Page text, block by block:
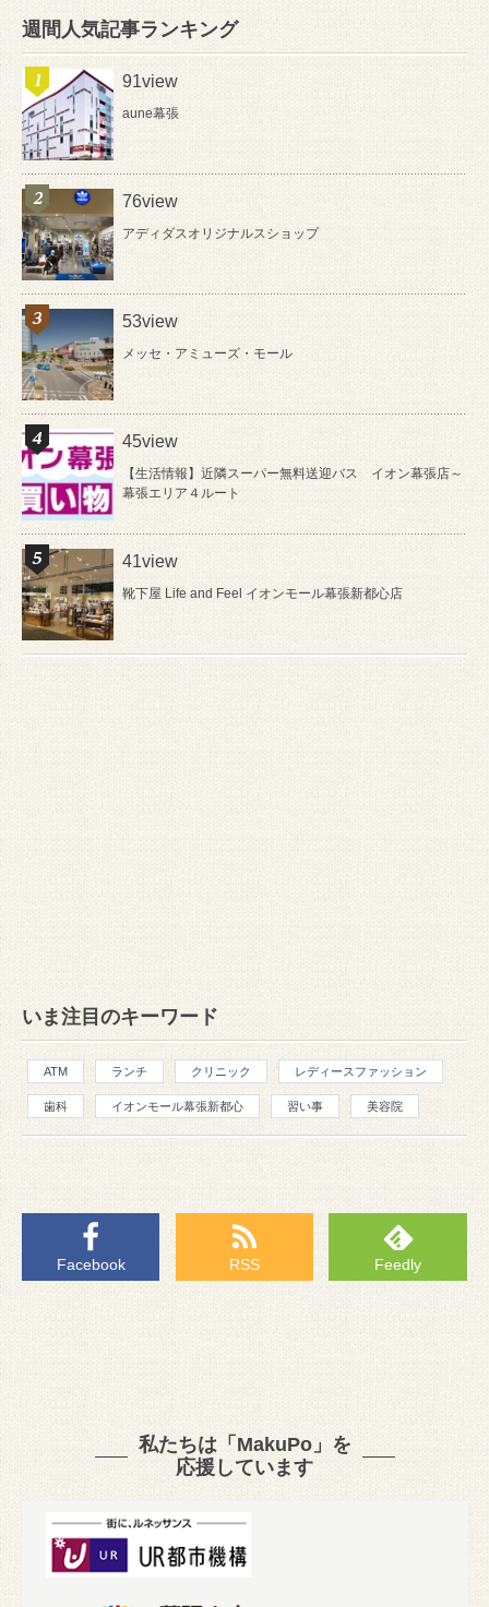
週間人気記事ランキング
91view
aune幕張
76view
アディダスオリジナルスショップ
53view
メッセ・アミューズ・モール
45view
【生活情報】近隣スーパー無料送迎バス イオン幕張店～
幕張エリア４ルート
41view
靴下屋 Life and Feel イオンモール幕張新都心店
いま注目のキーワード
ATM ランチ クリニック レディースファッション
歯科 イオンモール幕張新都心 習い事 美容院
Facebook RSS Feedly
私たちは「MakuPo」を
応援しています